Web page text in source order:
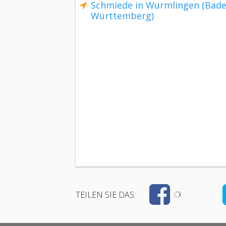
Schmiede in Wurmlingen
Württemberg)
TEILEN SIE DAS: